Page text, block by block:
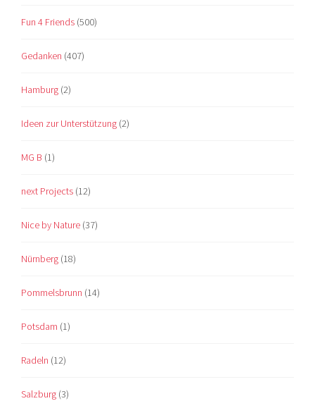
Fun 4 Friends (500)
Gedanken (407)
Hamburg (2)
Ideen zur Unterstützung (2)
MG B (1)
next Projects (12)
Nice by Nature (37)
Nürnberg (18)
Pommelsbrunn (14)
Potsdam (1)
Radeln (12)
Salzburg (3)